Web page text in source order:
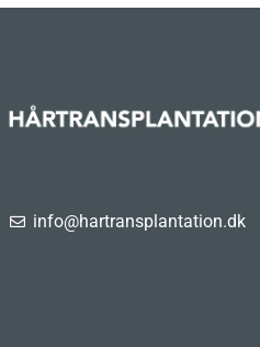
info@hartransplantation.dk